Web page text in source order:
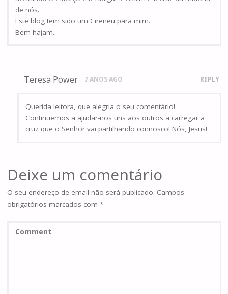
de nós.
Este blog tem sido um Cireneu para mim.
Bem hajam.
Teresa Power 7 ANOS AGO REPLY
Querida leitora, que alegria o seu comentário!
Continuemos a ajudar-nos uns aos outros a carregar a
cruz que o Senhor vai partilhando connosco! Nós, Jesus!
Deixe um comentário
O seu endereço de email não será publicado. Campos
obrigatórios marcados com *